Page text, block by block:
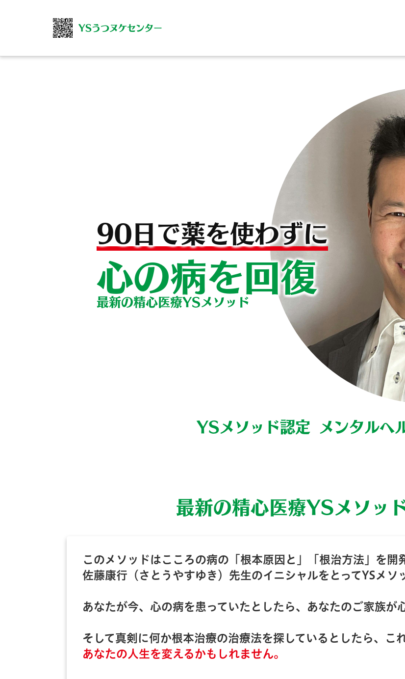
YSうつヌケセンター
YSメソッド認定 メンタル
90日で薬を使わずに
心の病を回復
最新の精心医療YSメソッド
最新の精心医療YSメソッ
このメソッドはこころの病の「根本原因と」「根治方法」を開
佐藤康行（さとうやすゆき）先生のイニシャルをとってYSメソ
あなたが今、心の病を患っていたとしたら、あなたのご家族が
そして真剣に何か根本治療の治療法を探しているとしたら、こ
あなたの人生を変えるかもしれません。